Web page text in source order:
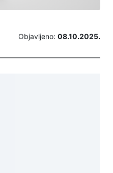
Objavljeno: 08.10.2025.